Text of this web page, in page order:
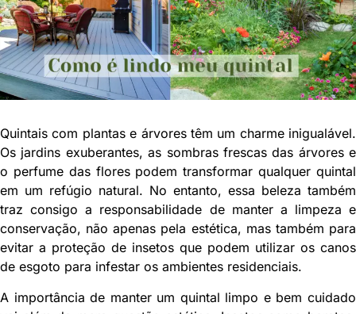
Quintais com plantas e árvores têm um charme inigualável.
Os jardins exuberantes, as sombras frescas das árvores e
o perfume das flores podem transformar qualquer quintal
em um refúgio natural. No entanto, essa beleza também
traz consigo a responsabilidade de manter a limpeza e
conservação, não apenas pela estética, mas também para
evitar a proteção de insetos que podem utilizar os canos
de esgoto para infestar os ambientes residenciais.
A importância de manter um quintal limpo e bem cuidado